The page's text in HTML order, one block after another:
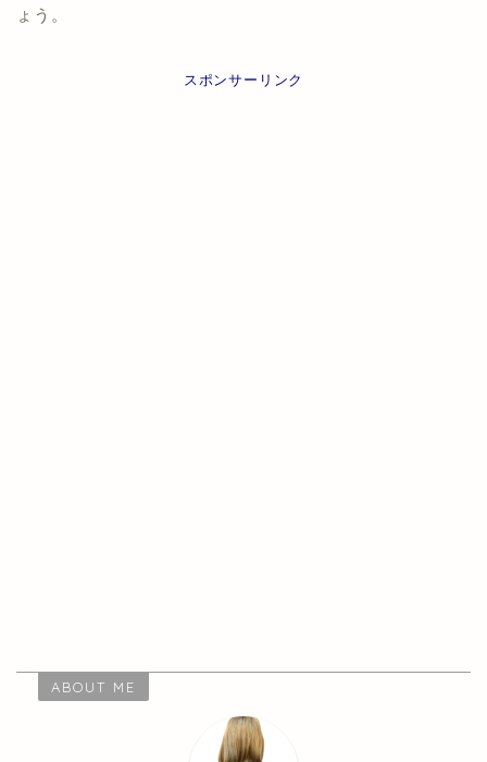
ょう。
スポンサーリンク
ABOUT ME